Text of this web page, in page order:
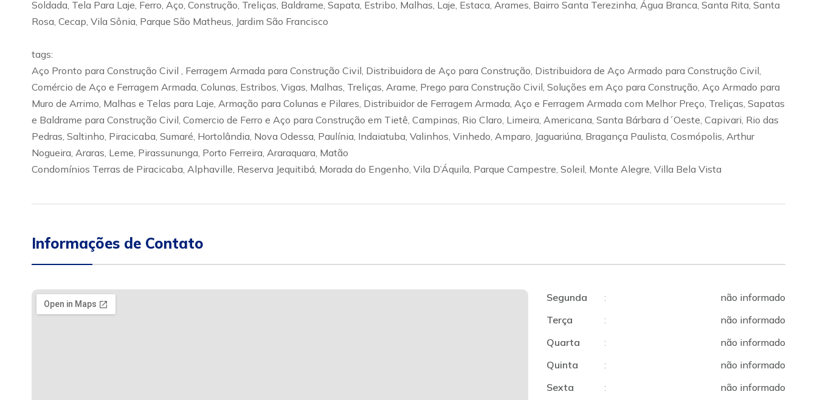
Soldada, Tela Para Laje, Ferro, Aço, Construção, Treliças, Baldrame, Sapata, Estribo, Malhas, Laje, Estaca, Arames, Bairro Santa Terezinha, Água Branca, Santa Rita, Santa
Rosa, Cecap, Vila Sônia, Parque São Matheus, Jardim São Francisco
tags:
Aço Pronto para Construção Civil , Ferragem Armada para Construção Civil, Distribuidora de Aço para Construção, Distribuidora de Aço Armado para Construção Civil,
Comércio de Aço e Ferragem Armada, Colunas, Estribos, Vigas, Malhas, Treliças, Arame, Prego para Construção Civil, Soluções em Aço para Construção, Aço Armado para
Muro de Arrimo, Malhas e Telas para Laje, Armação para Colunas e Pilares, Distribuidor de Ferragem Armada, Aço e Ferragem Armada com Melhor Preço, Treliças, Sapatas
e Baldrame para Construção Civil, Comercio de Ferro e Aço para Construção em Tietê, Campinas, Rio Claro, Limeira, Americana, Santa Bárbara d´Oeste, Capivari, Rio das
Pedras, Saltinho, Piracicaba, Sumaré, Hortolândia, Nova Odessa, Paulínia, Indaiatuba, Valinhos, Vinhedo, Amparo, Jaguariúna, Bragança Paulista, Cosmópolis, Arthur
Nogueira, Araras, Leme, Pirassununga, Porto Ferreira, Araraquara, Matão
Condomínios Terras de Piracicaba, Alphaville, Reserva Jequitibá, Morada do Engenho, Vila D’Áquila, Parque Campestre, Soleil, Monte Alegre, Villa Bela Vista
Informações de Contato
Segunda :
não informado
Terça
:
não informado
Quarta
:
não informado
Quinta
:
não informado
Sexta
:
não informado